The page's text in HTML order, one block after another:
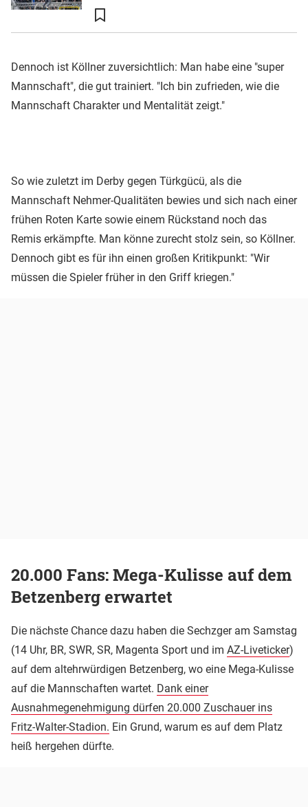
Dennoch ist Köllner zuversichtlich: Man habe eine "super
Mannschaft", die gut trainiert. "Ich bin zufrieden, wie die
Mannschaft Charakter und Mentalität zeigt."
So wie zuletzt im Derby gegen Türkgücü, als die
Mannschaft Nehmer-Qualitäten bewies und sich nach einer
frühen Roten Karte sowie einem Rückstand noch das
Remis erkämpfte. Man könne zurecht stolz sein, so Köllner.
Dennoch gibt es für ihn einen großen Kritikpunkt: "Wir
müssen die Spieler früher in den Griff kriegen."
20.000 Fans: Mega-Kulisse auf dem
Betzenberg erwartet
Die nächste Chance dazu haben die Sechzger am Samstag
(14 Uhr, BR, SWR, SR, Magenta Sport und im AZ-Liveticker)
auf dem altehrwürdigen Betzenberg, wo eine Mega-Kulisse
auf die Mannschaften wartet. Dank einer
Ausnahmegenehmigung dürfen 20.000 Zuschauer ins
Fritz-Walter-Stadion. Ein Grund, warum es auf dem Platz
heiß hergehen dürfte.